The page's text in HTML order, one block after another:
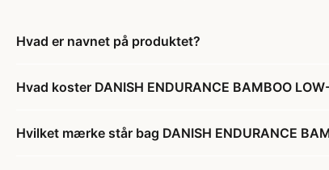
Hvad er navnet på produktet?
Hvad koster DANISH ENDURANCE BAMBOO
Hvilket mærke står bag DANISH ENDURANCE